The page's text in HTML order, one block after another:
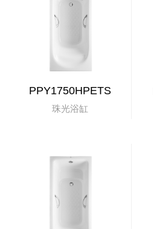
PPY1750HPETS
珠光浴缸